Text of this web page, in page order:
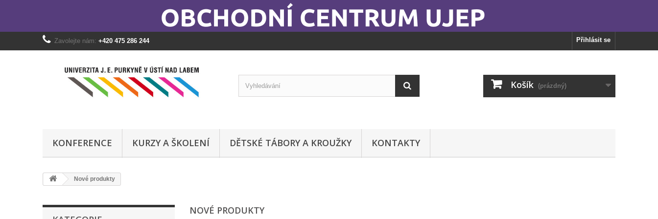
Přihlásit se
Zavolejte nám: +420 475 286 244
Košík (prázdný)
KONFERENCE KURZY A ŠKOLENÍ DĚTSKÉ TÁBORY A KROUŽKY KONTAKTY
Nové produkty
NOVÉ PRODUKTY